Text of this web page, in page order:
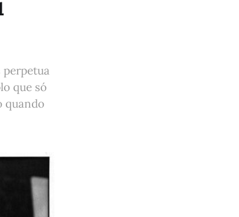
perpetua
que só
quando